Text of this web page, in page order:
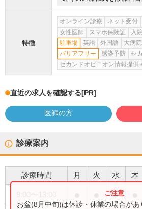
特徴
オンライン診療 ネット受付
女性医師
スマホ保険証 入
駐車場
英語 外国語 大病院
バリアフリー
感染予防
セ
セカンドオピニオン情報提供
直近の求人を確認する[PR]
医師の方
診療案内
診療時間 月 火 水 木
●
お盆(8月中旬)は休診・休業の場合が